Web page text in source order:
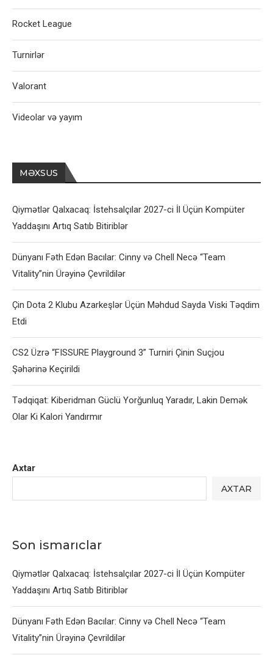
Axtar
AXTAR
Son ismarıclar
Qiymətlər Qalxacaq: İstehsalçılar 2027-ci İl Üçün Kompüter
Yaddaşını Artıq Satıb Bitiriblər
Dünyanı Fəth Edən Bacılar: Cinny və Chell Necə “Team
Vitality”nin Ürəyinə Çevrildilər
Rocket League
Turnirlər
Valorant
Videolar və yayım
MƏXSUS
Qiymətlər Qalxacaq: İstehsalçılar 2027-ci İl Üçün Kompüter
Yaddaşını Artıq Satıb Bitiriblər
Dünyanı Fəth Edən Bacılar: Cinny və Chell Necə “Team
Vitality”nin Ürəyinə Çevrildilər
Çin Dota 2 Klubu Azarkeşlər Üçün Məhdud Sayda Viski Təqdim
Etdi
CS2 Üzrə “FISSURE Playground 3” Turniri Çinin Suçjou
Şəhərinə Keçirildi
Tədqiqat: Kiberidman Güclü Yorğunluq Yaradır, Lakin Demək
Olar Ki Kalori Yandırmır